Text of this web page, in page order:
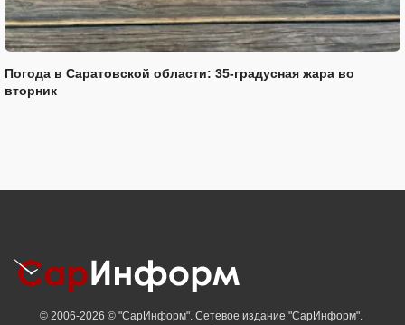
Погода в Саратовской области: 35-градусная жара во
вторник
© 2006-2026 © "СарИнформ". Сетевое издание "СарИнформ".